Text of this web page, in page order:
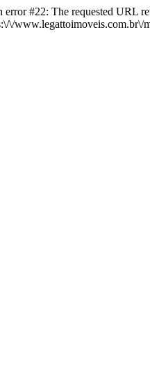
#22: The requested URL
\/www.legattoimoveis.com.br\/